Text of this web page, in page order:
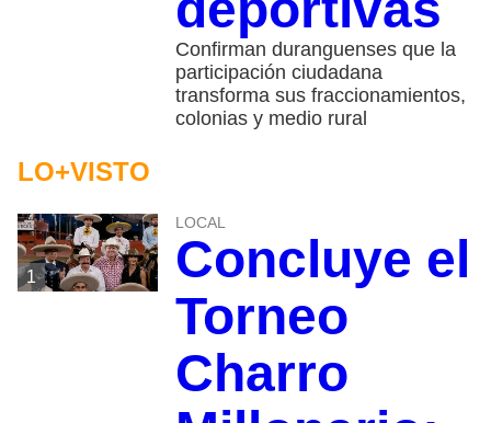
⁠Confirman duranguenses que la
participación ciudadana
transforma sus fraccionamientos,
colonias y medio rural
LO+VISTO
1
LOCAL
Concluye el
Torneo
Charro